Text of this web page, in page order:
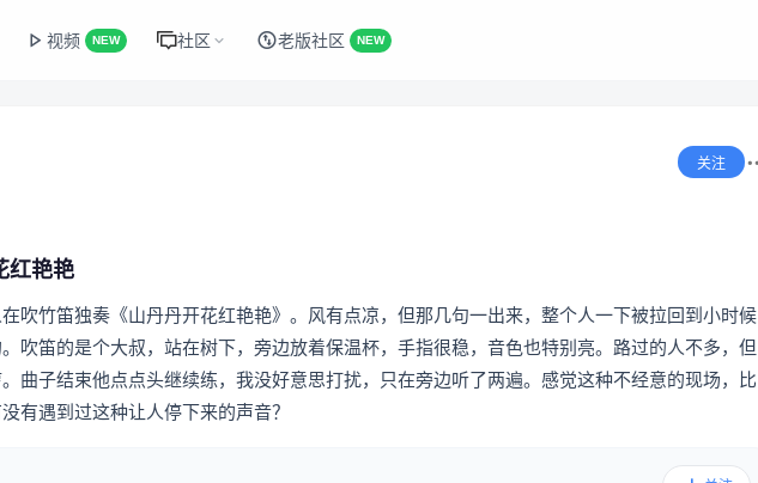
视频 NEW 社区 老版社区 NEW
关注
红艳艳
吹竹笛独奏《山丹丹开花红艳艳》。风有点凉，但那几句一出来，整个人一下被拉回到小时候
吹笛的是个大叔，站在树下，旁边放着保温杯，手指很稳，音色也特别亮。路过的人不多，但
曲子结束他点点头继续练，我没好意思打扰，只在旁边听了两遍。感觉这种不经意的现场，比
有遇到过这种让人停下来的声音？